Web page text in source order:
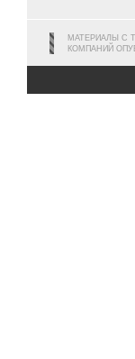
МАТЕРИАЛЫ С
КОМПАНИЙ